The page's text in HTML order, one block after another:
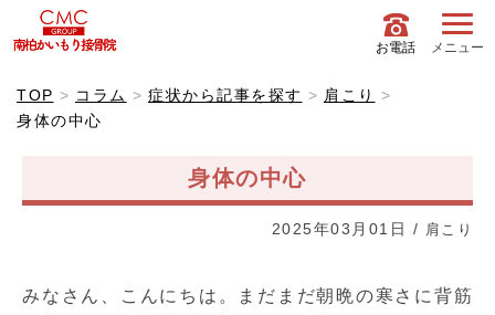
お電話 メニュー
TOP コラム 症状から記事を探す
肩こり
身体の中心
身体の中心
2025年03月01日 / 肩こり
みなさん、こんにちは。まだまだ朝晩の寒さに背筋